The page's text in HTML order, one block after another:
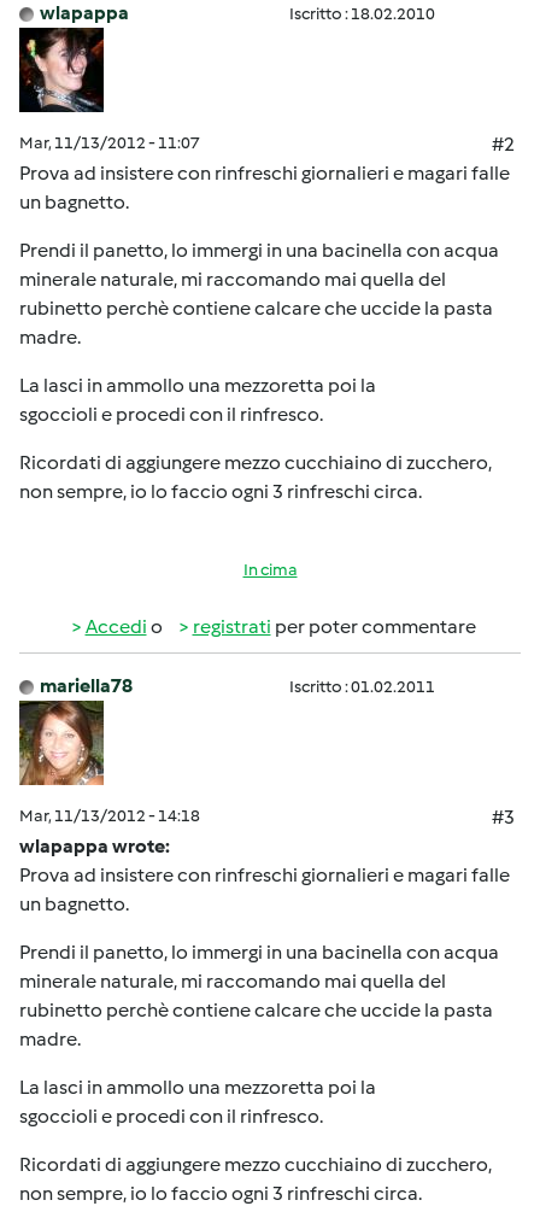
wlapappa Iscritto : 18.02.2010
Mar, 11/13/2012 - 11:07
#2
Prova ad insistere con rinfreschi giornalieri e magari falle
un bagnetto.
Prendi il panetto, lo immergi in una bacinella con acqua
minerale naturale, mi raccomando mai quella del
rubinetto perchè contiene calcare che uccide la pasta
madre.
La lasci in ammollo una mezzoretta poi la
sgoccioli e procedi con il rinfresco.
Ricordati di aggiungere mezzo cucchiaino di zucchero,
non sempre, io lo faccio ogni 3 rinfreschi circa.
In cima
Accedi o registrati per poter commentare
mariella78 Iscritto : 01.02.2011
Mar, 11/13/2012 - 14:18
#3
wlapappa wrote:
Prova ad insistere con rinfreschi giornalieri e magari falle
un bagnetto.
Prendi il panetto, lo immergi in una bacinella con acqua
minerale naturale, mi raccomando mai quella del
rubinetto perchè contiene calcare che uccide la pasta
madre.
La lasci in ammollo una mezzoretta poi la
sgoccioli e procedi con il rinfresco.
Ricordati di aggiungere mezzo cucchiaino di zucchero,
non sempre, io lo faccio ogni 3 rinfreschi circa.